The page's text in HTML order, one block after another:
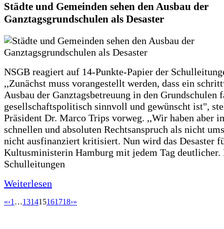
Städte und Gemeinden sehen den Ausbau der
Ganztagsgrundschulen als Desaster
NSGB reagiert auf 14-Punkte-Papier der
,,Zunächst muss vorangestellt werden, dass ein
Ausbau der Ganztagsbetreuung in den Grundschulen
gesellschaftspolitisch sinnvoll und gewünscht ist",
Präsident Dr. Marco Trips vorweg. ,,Wir haben aber
schnellen und absoluten Rechtsanspruch als nicht
nicht ausfinanziert kritisiert. Nun wird das Desaster
Kultusministerin Hamburg mit jedem Tag deutlicher.
Schulleitungen
Weiterlesen
«‹1 …131415161718›»